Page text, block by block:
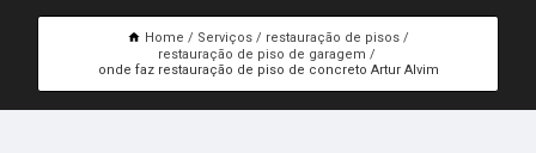
Home Serviços
restauração de pisos
restauração de piso de garagem
onde faz restauração de piso de concreto Artur Alvim